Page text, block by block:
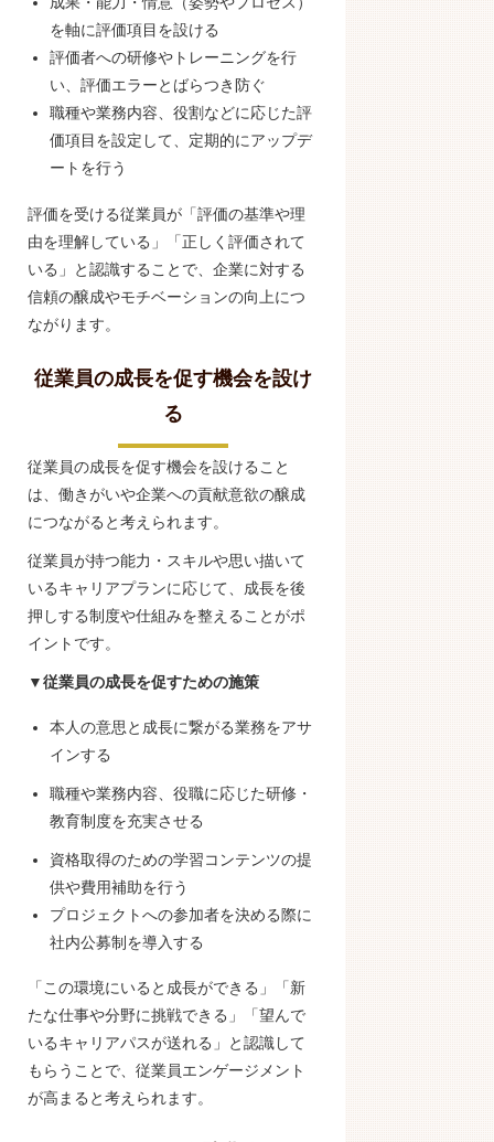
を軸に評価項目を設ける
評価者への研修やトレーニングを行
い、評価エラーとばらつき防ぐ
職種や業務内容、役割などに応じた評
価項目を設定して、定期的にアップデ
ートを行う
評価を受ける従業員が「評価の基準や理
由を理解している」「正しく評価されて
いる」と認識することで、企業に対する
信頼の醸成やモチベーションの向上につ
ながります。
従業員の成長を促す機会を設け
る
従業員の成長を促す機会を設けること
は、働きがいや企業への貢献意欲の醸成
につながると考えられます。
従業員が持つ能力・スキルや思い描いて
いるキャリアプランに応じて、成長を後
押しする制度や仕組みを整えることがポ
イントです。
▼従業員の成長を促すための施策
本人の意思と成長に繋がる業務をアサ
インする
職種や業務内容、役職に応じた研修・
教育制度を充実させる
資格取得のための学習コンテンツの提
供や費用補助を行う
プロジェクトへの参加者を決める際に
社内公募制を導入する
「この環境にいると成長ができる」「新
たな仕事や分野に挑戦できる」「望んで
いるキャリアパスが送れる」と認識して
もらうことで、従業員エンゲージメント
が高まると考えられます。